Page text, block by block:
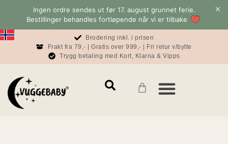
Ingen ordre sendes ut før 17. august grunnet ferie.
Bestillinger behandles fortløpende når vi er tilbake
Brodering inkl. i prisen
Frakt fra 79,- | Gratis over 999,- | Fri retur v/bytte
Trygg betaling med Kort, Klarna & Vipps